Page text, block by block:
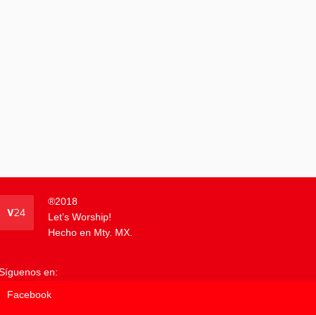
®2018
Let’s Worship!
Hecho en Mty. MX.
en:
Facebook